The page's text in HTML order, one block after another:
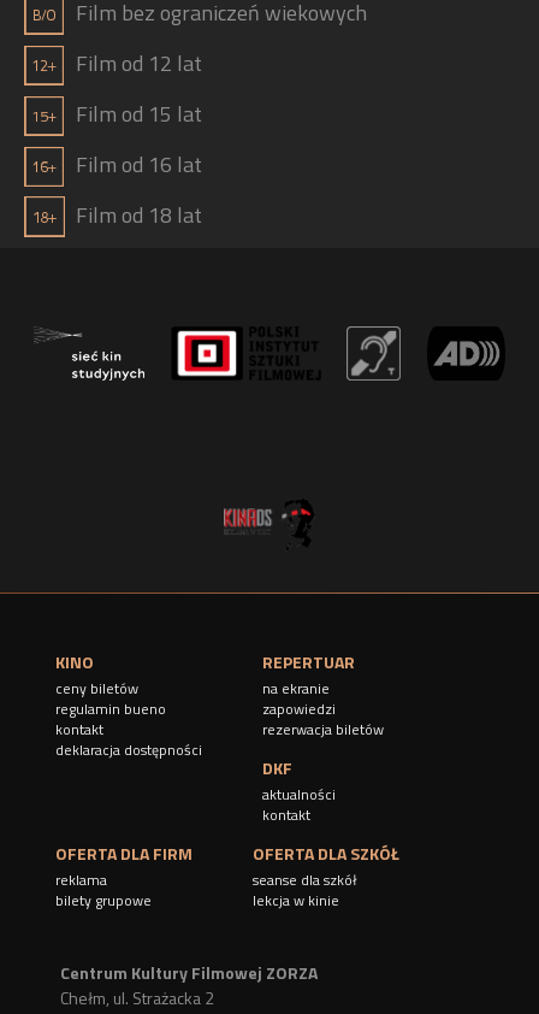
Film bez ograniczeń wiekowych
Film od 12 lat
Film od 15 lat
Film od 16 lat
Film od 18 lat
KINO
ceny biletów
regulamin bueno
kontakt
deklaracja dostępności
REPERTUAR
na ekranie
zapowiedzi
rezerwacja biletów
DKF
aktualności
kontakt
OFERTA DLA FIRM
reklama
bilety grupowe
OFERTA DLA SZKÓŁ
seanse dla szkół
lekcja w kinie
Centrum Kultury Filmowej ZORZA
Chełm, ul. Strażacka 2